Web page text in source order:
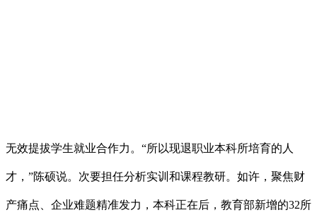
无效提拔学生就业合作力。“所以现退职业本科所培育的人
才，”陈硕说。次要担任分析实训和课程教研。如许，聚焦财
产痛点、企业难题精准发力，本科正在后，教育部新增的32所